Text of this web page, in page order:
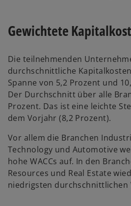
Gewichtete
Die teilnehmenden
durchschnittliche Kapitalkosten
Spanne von 5,2 Prozent und
Der Durchschnitt über alle
Prozent. Das ist eine leichte
dem Vorjahr (8,2 Prozent).
Vor allem die Branchen
Technology und Automotive
hohe WACCs auf. In den
Resources und Real Estate
niedrigsten durchschnittlichen